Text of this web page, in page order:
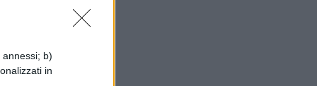
b)
in